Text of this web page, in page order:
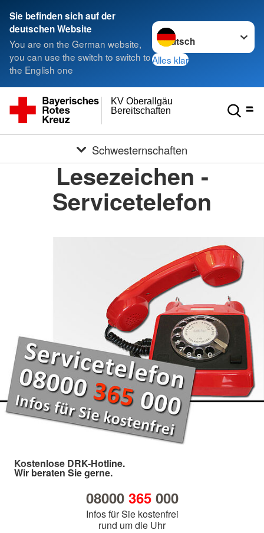
Sie befinden sich auf der
deutschen Website
You are on the German website,
you can use the switch to switch to
the English one
Sprache wechseln zu
Alles klar
Bereitschaften
KV Oberallgäu
Schwesternschaften
Lesezeichen -
Servicetelefon
Kostenlose DRK-Hotline.
Wir beraten Sie gerne.
08000 365000
Infos für Sie kostenfrei
rund um die Uhr